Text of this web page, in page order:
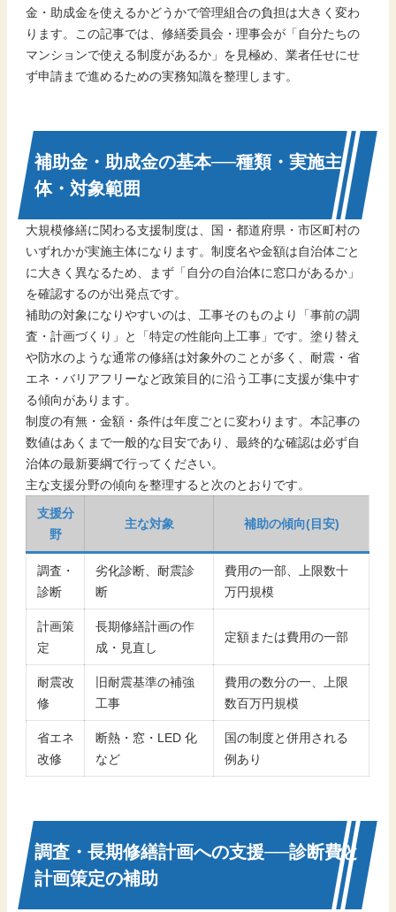
金・助成金を使えるかどうかで管理組合の負担は大きく変わ
ります。この記事では、修繕委員会・理事会が「自分たちの
マンションで使える制度があるか」を見極め、業者任せにせ
ず申請まで進めるための実務知識を整理します。
補助金・助成金の基本──種類・実施主
体・対象範囲
大規模修繕に関わる支援制度は、国・都道府県・市区町村の
いずれかが実施主体になります。制度名や金額は自治体ごと
に大きく異なるため、まず「自分の自治体に窓口があるか」
を確認するのが出発点です。
補助の対象になりやすいのは、工事そのものより「事前の調
査・計画づくり」と「特定の性能向上工事」です。塗り替え
や防水のような通常の修繕は対象外のことが多く、耐震・省
エネ・バリアフリーなど政策目的に沿う工事に支援が集中す
る傾向があります。
制度の有無・金額・条件は年度ごとに変わります。本記事の
数値はあくまで一般的な目安であり、最終的な確認は必ず自
治体の最新要綱で行ってください。
主な支援分野の傾向を整理すると次のとおりです。
支援分
野
主な対象 補助の傾向(目安)
調査・
診断
劣化診断、耐震診
断
費用の一部、上限数十
万円規模
計画策
定
長期修繕計画の作
成・見直し
定額または費用の一部
耐震改
修
旧耐震基準の補強
工事
費用の数分の一、上限
数百万円規模
省エネ
改修
断熱・窓・LED 化
など
国の制度と併用される
例あり
調査・長期修繕計画への支援──診断費と
計画策定の補助